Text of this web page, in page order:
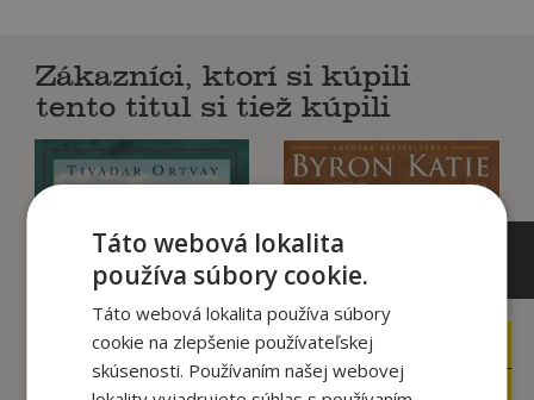
Zákazníci, ktorí si kúpili
tento titul si tiež kúpili
12,90€
5
Táto webová lokalita
používa súbory cookie.
Táto webová lokalita používa súbory
cookie na zlepšenie používateľskej
skúsenosti. Používaním našej webovej